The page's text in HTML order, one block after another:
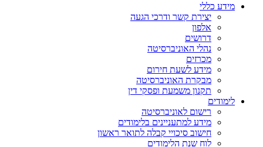
מידע כללי
יצירת קשר ודרכי הגעה
אלפון
דרושים
נהלי האוניברסיטה
מכרזים
מידע לשעת חירום
מבקרת האוניברסיטה
תקנון משמעת ופסקי דין
לימודים
רישום לאוניברסיטה
מידע למתעניינים בלימודים
חישוב סיכויי קבלה לתואר ראשון
לוח שנת הלימודים